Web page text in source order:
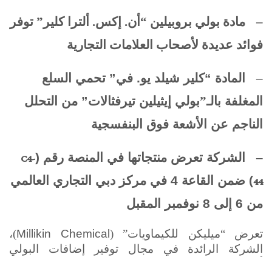
– مادة بولي بروبيلين “أن. إكس. لترا كلير”توفر
فوائد عديدة لأصحاب العلامات التجارية
–
المادة “كلير شيلد يو. في” تحمي السلع
المغلفة بالـ”بولي إيثيلين تيرفثالات” من التحلل
الناجم عن الأشعة فوق البنفسجية
– الشركة تعرض منتجاتها في المنصة رقم (C4-
44
) ضمن القاعة 4 في مركز دبي التجاري العالمي
من 6 إلى 8 نوفمبر المقبل
تعرض “ميليكن للكيماويات” (Millikin Chemical
)،
الشركة الرائدة في مجال توفير إضافات البولي